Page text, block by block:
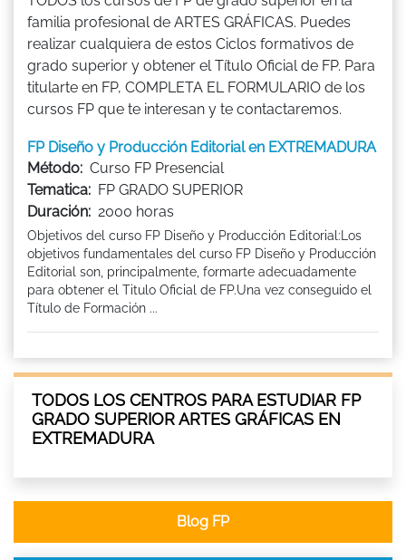
familia profesional de ARTES GRÁFICAS. Puedes
realizar cualquiera de estos Ciclos formativos de
grado superior y obtener el Título Oficial de FP. Para
titularte en FP, COMPLETA EL FORMULARIO de los
cursos FP que te interesan y te contactaremos.
FP Diseño y Producción Editorial en EXTREMADURA
Método: Curso FP Presencial
Tematica: FP GRADO SUPERIOR
Duración: 2000 horas
Objetivos del curso FP Diseño y Producción Editorial:Los
objetivos fundamentales del curso FP Diseño y Producción
Editorial son, principalmente, formarte adecuadamente
para obtener el Titulo Oficial de FP.Una vez conseguido el
Título de Formación ...
TODOS LOS CENTROS PARA ESTUDIAR FP
GRADO SUPERIOR ARTES GRÁFICAS EN
EXTREMADURA
Blog FP